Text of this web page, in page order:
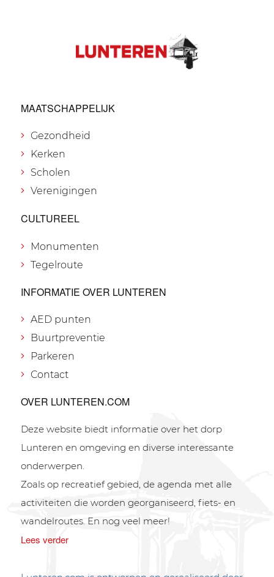
MAATSCHAPPELIJK
Gezondheid
Kerken
Scholen
Verenigingen
CULTUREEL
Monumenten
Tegelroute
INFORMATIE OVER LUNTEREN
AED punten
Buurtpreventie
Parkeren
Contact
OVER LUNTEREN.COM
Deze website biedt informatie over het dorp
Lunteren en omgeving en diverse interessante
onderwerpen.
Zoals op recreatief gebied, de agenda met alle
activiteiten die worden georganiseerd, fiets- en
wandelroutes. En nog veel meer!
Lees verder